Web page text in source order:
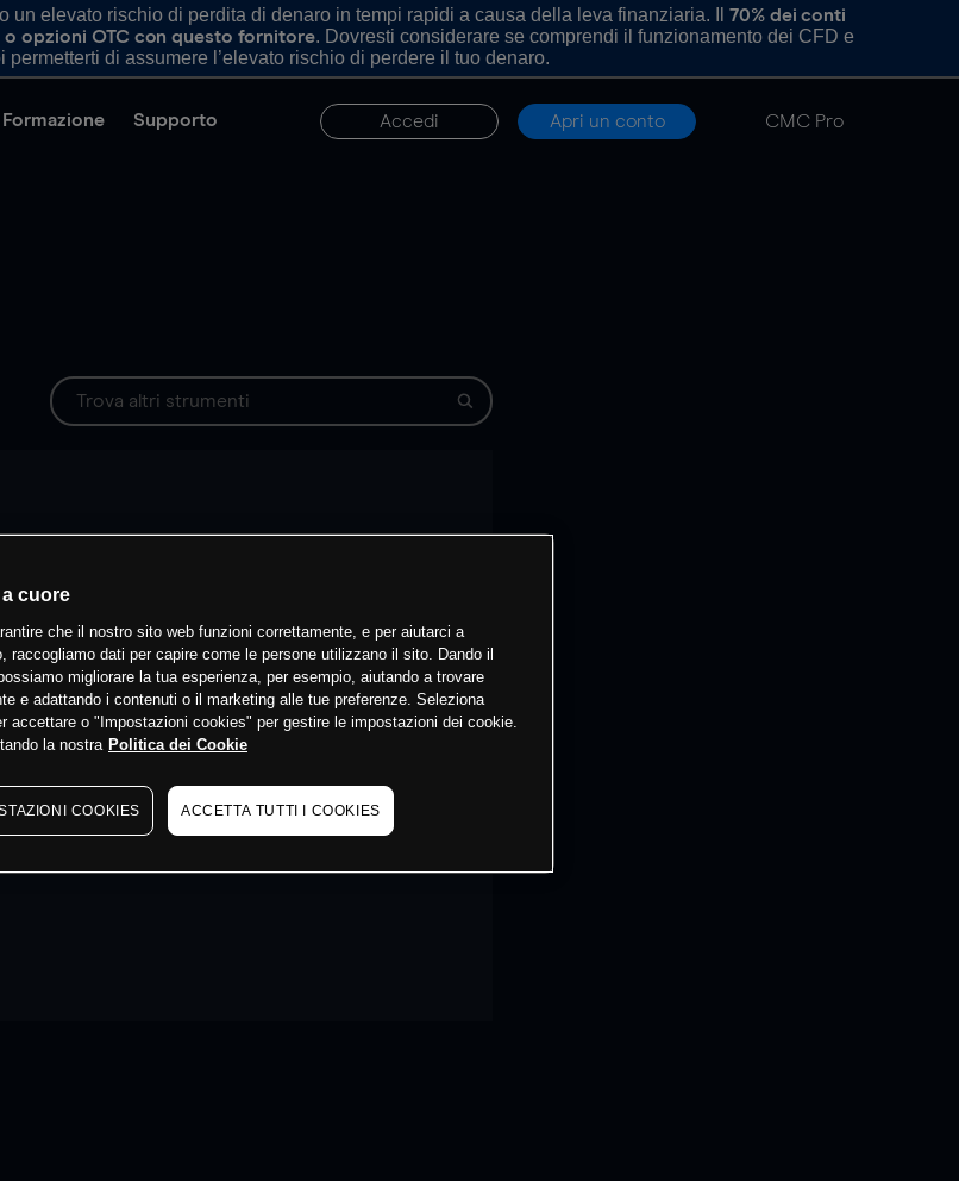
un elevato rischio di perdita di denaro in tempi rapidi a causa della leva finanziaria. Il 70% dei conti
opzioni OTC con questo fornitore. Dovresti considerare se comprendi il funzionamento dei CFD e
di assumere l’elevato rischio di perdere il tuo denaro.
Formazione Supporto Accedi Apri un conto CMC Pro
cuore
che il nostro sito web funzioni correttamente, e per aiutarci a
raccogliamo dati per capire come le persone utilizzano il sito. Dando il
migliorare la tua esperienza, per esempio, aiutando a trovare
e adattando i contenuti o il marketing alle tue preferenze. Seleziona
accettare o "Impostazioni cookies" per gestire le impostazioni dei cookie.
la nostra Politica dei Cookie
COOKIES ACCETTA TUTTI I COOKIES